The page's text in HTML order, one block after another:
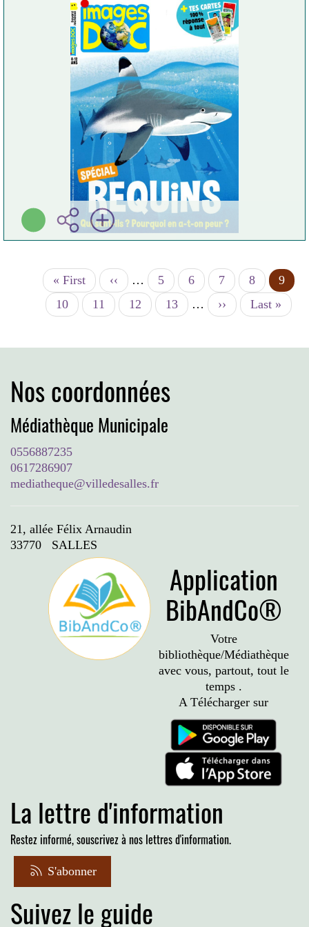
Plus d'infos
Première
page
« First
Page
précédente
‹‹ … Page
5 Page
6 Page
7 Page
8
Page
9
Page
10 Page
11 Page
12 Page
13 …
Page
suivante
››
Dernière
page
Last »
Nos coordonnées
Médiathèque Municipale
0556887235
0617286907
mediatheque@villedesalles.fr
21, allée Félix Arnaudin
33770 SALLES
Application
BibAndCo®
Votre
bibliothèque/Médiathèque
avec vous, partout, tout le
temps .
A Télécharger sur
La lettre d'information
Restez informé, souscrivez à nos lettres d'information.
S'abonner
Suivez le guide